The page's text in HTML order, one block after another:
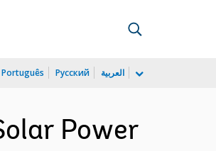
Português Русский العربية
Power